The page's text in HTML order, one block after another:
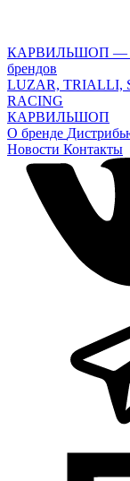
КАРВИЛЬШОП —
брендов
LUZAR, TRIALLI,
RACING
КАРВИЛЬШОП
О бренде
Новости Контакты